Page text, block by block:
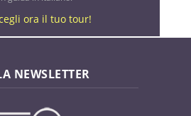
ora il tuo tour!
NEWSLETTER